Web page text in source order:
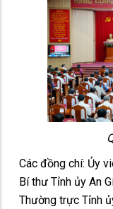
Các đồng chí: Ủy
Bí thư Tỉnh ủy An
Thường trực Tỉnh